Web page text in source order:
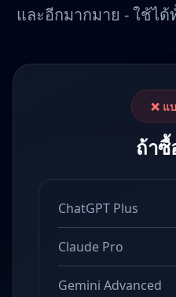
และอีกมากมาย - ใช้ไ
❌ แ
ถ้าซื้
ChatGPT Plus
Claude Pro
Gemini Advanced